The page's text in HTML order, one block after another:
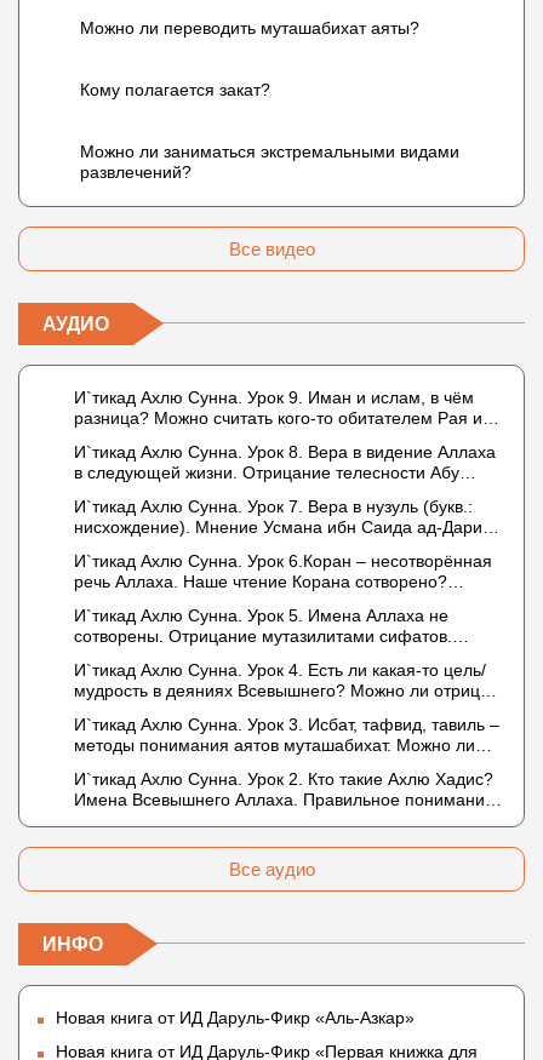
Можно ли переводить муташабихат аяты?
Кому полагается закат?
Можно ли заниматься экстремальными видами
развлечений?
Все видео
АУДИО
И`тикад Ахлю Сунна. Урок 9. Иман и ислам, в чём
разница? Можно считать кого-то обитателем Рая или
И`тикад Ахлю Сунна. Урок 8. Вера в видение Аллаха
в следующей жизни. Отрицание телесности Абу
Усмана ибн Саида ад-Дарими. Иман – это слова,
дела и познание
И`тикад Ахлю Сунна. Урок 7. Вера в нузуль (букв.:
нисхождение). Мнение Усмана ибн Саида ад-Дарими
описывается физическим движением?
И`тикад Ахлю Сунна. Урок 6.Коран – несотворённая
речь Аллаха. Наше чтение Корана сотворено?
И`тикад Ахлю Сунна. Урок 5. Имена Аллаха не
сотворены. Отрицание мутазилитами сифатов.
И`тикад Ахлю Сунна. Урок 4. Есть ли какая-то цель/
мудрость в деяниях Всевышнего? Можно ли отрицать
не пришло в Коране и Сунне? Концепция ибн
Таймийи
И`тикад Ахлю Сунна. Урок 3. Исбат, тафвид, тавиль –
методы понимания аятов муташабихат. Можно ли
Что означает утверждение сифата «биля кейфа»
(без образа)?
И`тикад Ахлю Сунна. Урок 2. Кто такие Ахлю Хадис?
Имена Всевышнего Аллаха. Правильное понимание
Все аудио
ИНФО
Новая книга от ИД Даруль-Фикр «Аль-Азкар»
Новая книга от ИД Даруль-Фикр «Первая книжка для